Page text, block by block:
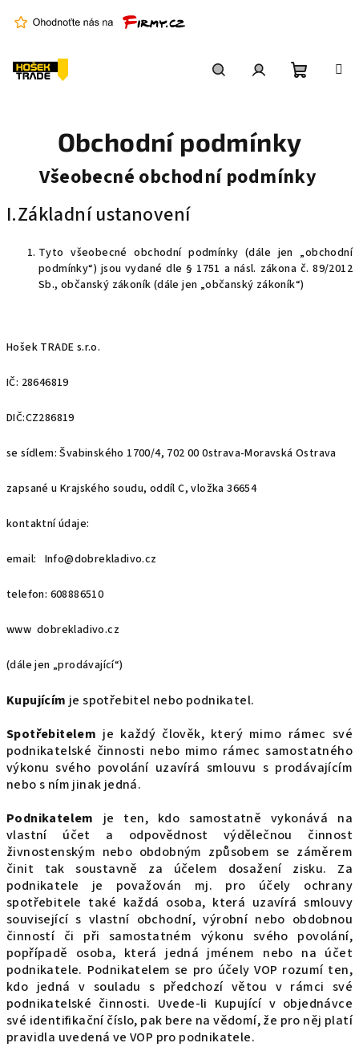
košík
Obchodní podmínky
Všeobecné obchodní podmínky
I.Základní ustanovení
Tyto všeobecné obchodní podmínky (dále jen „obchodní
podmínky“) jsou vydané dle § 1751 a násl. zákona č. 89/2012
Sb., občanský zákoník (dále jen „občanský zákoník“)
Hošek TRADE s.r.o.
IČ: 28646819
DIČ:CZ286819
se sídlem: Švabinského 1700/4, 702 00 0strava-Moravská Ostrava
zapsané u Krajského soudu, oddíl C, vložka 36654
kontaktní údaje:
email: Info@dobrekladivo.cz
telefon: 608886510
www dobrekladivo.cz
(dále jen „prodávající“)
Kupujícím je spotřebitel nebo podnikatel.
Spotřebitelem je každý člověk, který mimo rámec své
podnikatelské činnosti nebo mimo rámec samostatného
výkonu svého povolání uzavírá smlouvu s prodávajícím
nebo s ním jinak jedná.
Podnikatelem je ten, kdo samostatně vykonává na
vlastní účet a odpovědnost výdělečnou činnost
živnostenským nebo obdobným způsobem se záměrem
činit tak soustavně za účelem dosažení zisku. Za
podnikatele je považován mj. pro účely ochrany
spotřebitele také každá osoba, která uzavírá smlouvy
související s vlastní obchodní, výrobní nebo obdobnou
činností či při samostatném výkonu svého povolání,
popřípadě osoba, která jedná jménem nebo na účet
podnikatele. Podnikatelem se pro účely VOP rozumí ten,
kdo jedná v souladu s předchozí větou v rámci své
podnikatelské činnosti. Uvede-li Kupující v objednávce
své identifikační číslo, pak bere na vědomí, že pro něj platí
pravidla uvedená ve VOP pro podnikatele.